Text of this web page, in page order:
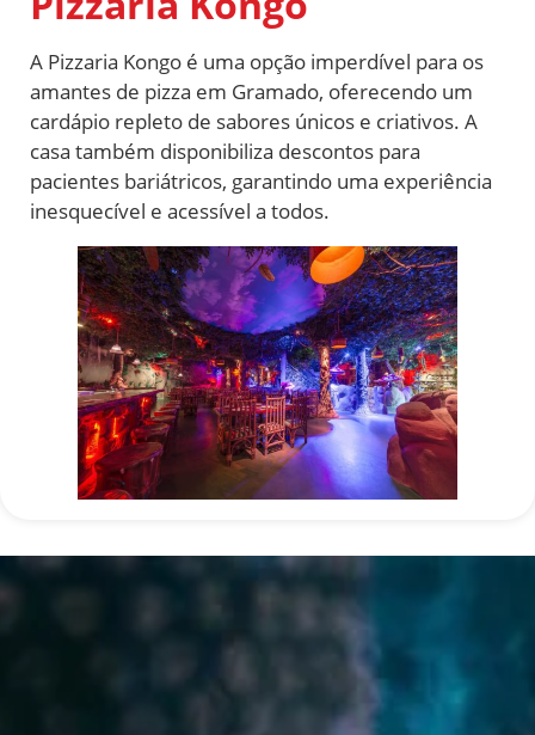
A Pizzaria Kongo é uma opção imperdível para os
amantes de pizza em Gramado, oferecendo um
cardápio repleto de sabores únicos e criativos. A
casa também disponibiliza descontos para
pacientes bariátricos, garantindo uma experiência
inesquecível e acessível a todos.